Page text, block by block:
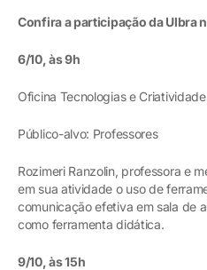
Confira a participação da Ulbra
6/10, às 9h
Oficina Tecnologias e
Público-alvo: Professores
Rozimeri Ranzolin, professora e
em sua atividade o uso de
comunicação efetiva em sala de
como ferramenta didática.
9/10, às 15h